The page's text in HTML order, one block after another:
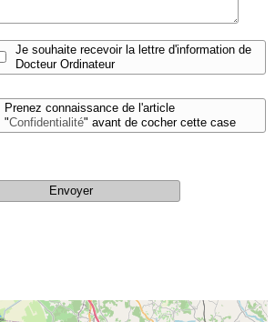
Je souhaite recevoir la lettre d'information de
Docteur Ordinateur
Prenez connaissance de l'article
"Confidentialité" avant de cocher cette case